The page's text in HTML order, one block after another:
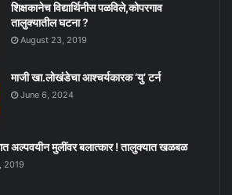
शिक्षकानेच विद्यार्थिनीस पळविले,कोपरगाव
तालुक्यातील घटना ?
August 23, 2019
माजी खा.लोखंडेचा आश्चर्यकारक ‘यु’ टर्न
June 6, 2024
अल्पवयीन मुलींवर बलात्कार ! तालुक्यात खळबळ
2019